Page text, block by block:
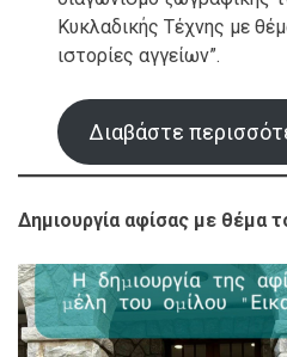
Κυκλαδικής Τέχνης με
ιστορίες αγγείων”.
Διαβάστε
Δημιουργία αφίσας με θέμα